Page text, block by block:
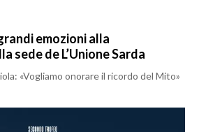
emozioni alla
sede de L’Unione Sarda
«Vogliamo onorare il ricordo del Mito»